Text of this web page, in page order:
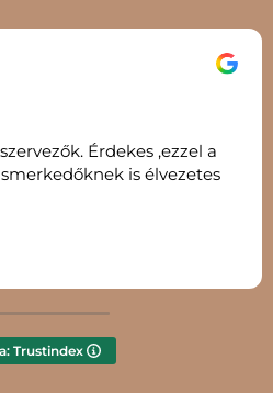
Érdekes ,ezzel a
is élvezetes
Trustindex